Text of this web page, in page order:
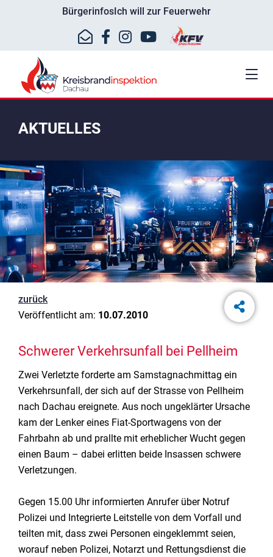
BürgerinfosIch will zur Feuerwehr
AKTUELLES
zurück
Veröffentlicht am: 10.07.2010
Schwerer Verkehrsunfall bei Pellheim
Zwei Verletzte forderte am Samstagnachmittag ein
Verkehrsunfall, der sich auf der Strasse von Pellheim
nach Dachau ereignete. Aus noch ungeklärter Ursache
kam der Lenker eines Fiat-Sportwagens von der
Fahrbahn ab und prallte mit erheblicher Wucht gegen
einen Baum – dabei erlitten beide Insassen schwere
Verletzungen.
Gegen 15.00 Uhr informierten Anrufer über Notruf
Polizei und Integrierte Leitstelle von dem Vorfall und
teilten mit, dass zwei Personen eingeklemmt seien,
worauf neben Polizei, Notarzt und Rettungsdienst die